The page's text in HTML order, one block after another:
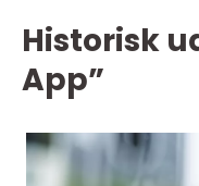
Historisk
App”